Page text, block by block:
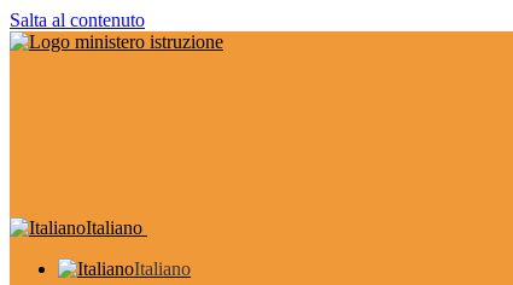
Salta al contenuto
Italiano
Italiano